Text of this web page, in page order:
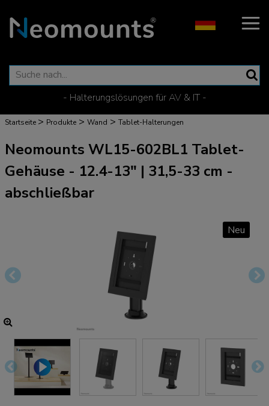
- Halterungslösungen für AV & IT -
Startseite > Produkte > Wand > Tablet-Halterungen
Neomounts WL15-602BL1 Tablet-
Gehäuse - 12.4-13" | 31,5-33 cm -
abschließbar
Neu